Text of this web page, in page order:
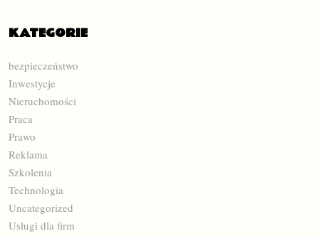
KATEGORIE
bezpieczeństwo
Inwestycje
Nieruchomości
Praca
Prawo
Reklama
Szkolenia
Technologia
Uncategorized
Usługi dla firm